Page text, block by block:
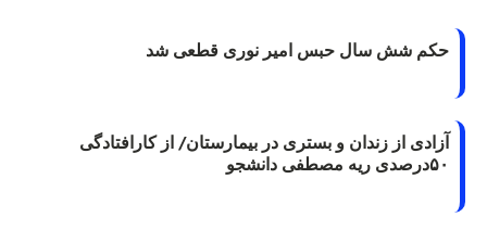
حکم شش سال حبس امیر نوری قطعی شد
آزادی از زندان و بستری در بیمارستان/ از کارافتادگی
۵۰درصدی ریه مصطفی دانشجو